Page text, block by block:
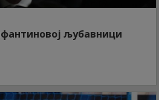
љубавници